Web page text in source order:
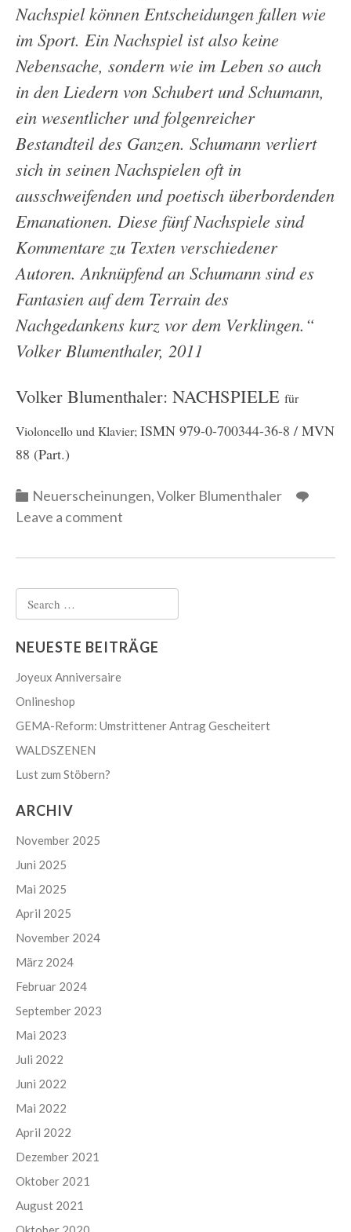
Nachspiel können Entscheidungen fallen wie
im Sport. Ein Nachspiel ist also keine
Nebensache, sondern wie im Leben so auch
in den Liedern von Schubert und Schumann,
ein wesentlicher und folgenreicher
Bestandteil des Ganzen. Schumann verliert
sich in seinen Nachspielen oft in
ausschweifenden und poetisch überbordenden
Emanationen. Diese fünf Nachspiele sind
Kommentare zu Texten verschiedener
Autoren. Anknüpfend an Schumann sind es
Fantasien auf dem Terrain des
Nachgedankens kurz vor dem Verklingen.“
Volker Blumenthaler, 2011
Volker Blumenthaler: NACHSPIELE für
Violoncello und Klavier; ISMN 979-0-700344-36-8 / MVN
88 (Part.)
Categories
Neuerscheinungen,Volker Blumenthaler
Leave a comment
for:
NEUESTE BEITRÄGE
Joyeux Anniversaire
Onlineshop
GEMA-Reform: Umstrittener Antrag Gescheitert
WALDSZENEN
Lust zum Stöbern?
ARCHIV
November 2025
Juni 2025
Mai 2025
April 2025
November 2024
März 2024
Februar 2024
September 2023
Mai 2023
Juli 2022
Juni 2022
Mai 2022
April 2022
Dezember 2021
Oktober 2021
August 2021